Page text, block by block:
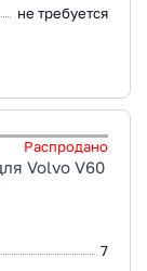
не требуется
Распродано
Volvo V60
7